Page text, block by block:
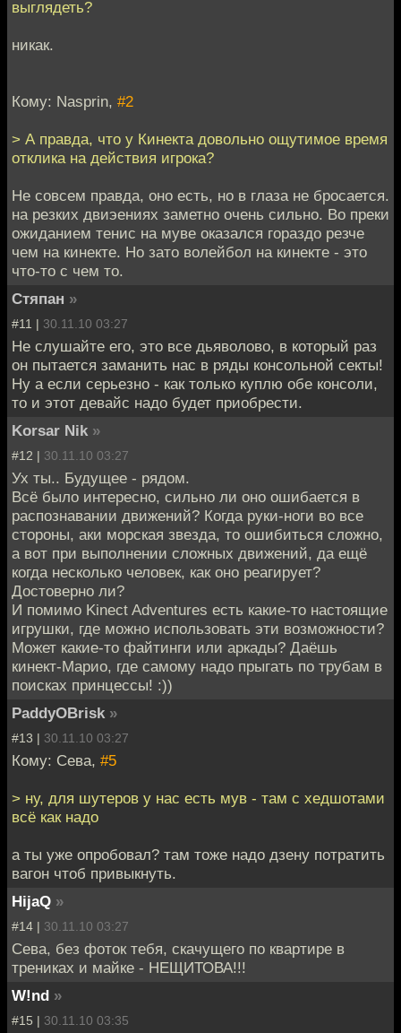
выглядеть?
никак.
Кому: Nasprin, #2
> А правда, что у Кинекта довольно ощутимое время
отклика на действия игрока?
Не совсем правда, оно есть, но в глаза не бросается.
на резких двиэениях заметно очень сильно. Во преки
ожиданием тенис на муве оказался гораздо резче
чем на кинекте. Но зато волейбол на кинекте - это
что-то с чем то.
Стяпан »
#11 | 30.11.10 03:27
Не слушайте его, это все дьяволово, в который раз
он пытается заманить нас в ряды консольной секты!
Ну а если серьезно - как только куплю обе консоли,
то и этот девайс надо будет приобрести.
Korsar Nik »
#12 | 30.11.10 03:27
Ух ты.. Будущее - рядом.
Всё было интересно, сильно ли оно ошибается в
распознавании движений? Когда руки-ноги во все
стороны, аки морская звезда, то ошибиться сложно,
а вот при выполнении сложных движений, да ещё
когда несколько человек, как оно реагирует?
Достоверно ли?
И помимо Kinect Adventures есть какие-то настоящие
игрушки, где можно использовать эти возможности?
Может какие-то файтинги или аркады? Даёшь
кинект-Марио, где самому надо прыгать по трубам в
поисках принцессы! :))
PaddyOBrisk »
#13 | 30.11.10 03:27
Кому: Сева, #5
> ну, для шутеров у нас есть мув - там с хедшотами
всё как надо
а ты уже опробовал? там тоже надо дзену потратить
вагон чтоб привыкнуть.
HijaQ »
#14 | 30.11.10 03:27
Сева, без фоток тебя, скачущего по квартире в
трениках и майке - НЕЩИТОВА!!!
W!nd »
#15 | 30.11.10 03:35